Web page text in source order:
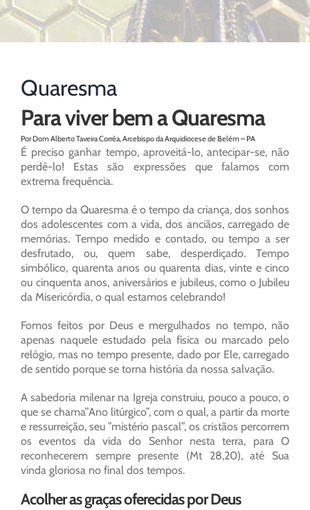
Quaresma
Para viver bem a Quaresma
Por Dom Alberto Taveira Corrêa, Arcebispo da Arquidiocese de Belém – PA
É preciso ganhar tempo, aproveitá-lo, antecipar-se, não
perdê-lo! Estas são expressões que falamos com
extrema frequência.
O tempo da Quaresma é o tempo da criança, dos sonhos
dos adolescentes com a vida, dos anciãos, carregado de
memórias. Tempo medido e contado, ou tempo a ser
desfrutado, ou, quem sabe, desperdiçado. Tempo
simbólico, quarenta anos ou quarenta dias, vinte e cinco
ou cinquenta anos, aniversários e jubileus, como o Jubileu
da Misericórdia, o qual estamos celebrando!
Fomos feitos por Deus e mergulhados no tempo, não
apenas naquele estudado pela física ou marcado pelo
relógio, mas no tempo presente, dado por Ele, carregado
de sentido porque se torna história da nossa salvação.
A sabedoria milenar na Igreja construiu, pouco a pouco, o
que se chama”Ano litúrgico”, com o qual, a partir da morte
e ressurreição, seu ”mistério pascal”, os cristãos percorrem
os eventos da vida do Senhor nesta terra, para O
reconhecerem sempre presente (Mt 28,20), até Sua
vinda gloriosa no final dos tempos.
Acolher as graças oferecidas por Deus